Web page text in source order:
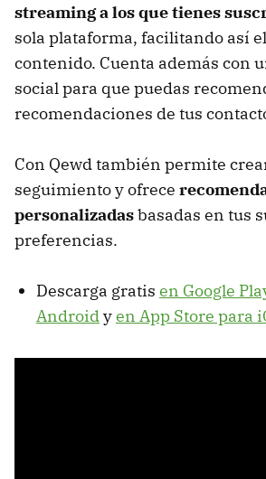
streaming a los que tienes
sola plataforma, facilitando así
contenido. Cuenta además con
social para que puedas
recomendaciones de tus
Con Qewd también permite
seguimiento y ofrece
personalizadasbasadas en tus
preferencias.
Descarga gratis en Google
Androidyen App Store para